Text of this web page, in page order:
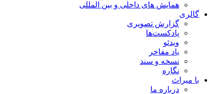
همایش های داخلی و بین المللی
گالری
گزارش تصویری
پادکست‌ها
ویدئو
یاد مفاخر
نسخه و سند
نگاره
با میراث
درباره ما